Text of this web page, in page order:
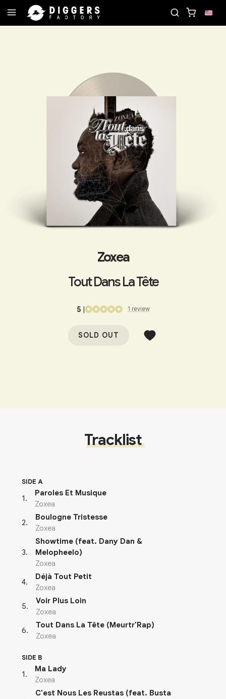
Zoxea
Tout Dans La Tête
5| 1 review
SOLD OUT
Tracklist
SIDE A
1 .
Paroles Et Musique
Zoxea
2.
Boulogne Tristesse
Zoxea
3.
Showtime (feat. Dany Dan &
Melopheelo)
Zoxea
4.
Déjà Tout Petit
Zoxea
5.
Voir Plus Loin
Zoxea
6.
Tout Dans La Tête (Meurtr'Rap)
Zoxea
SIDE B
1 .
Ma Lady
Zoxea
C'est Nous Les Reustas (feat. Busta